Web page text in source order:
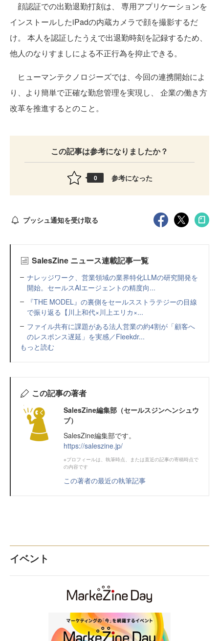
顔認証での出勤退勤打刻は、 専用アプリケーションを
インストールしたiPadの内蔵カメラで顔を撮影するだ
け。 本人を認証したうえで出退勤時刻を記録するため、
他人のなりすましによる不正行為を抑止できる。
ヒューマンテクノロジーズでは、今回の連携開始によ
り、より簡単で正確な勤怠管理を実現し、 企業の働き方
改革を推進するとのこと。
この記事は参考になりましたか？
0 参考になった
プッシュ通知を受け取る
SalesZine ニュース連載記事一覧
ナレッジワーク、営業領域の業界特化LLMの研究開発を
開始。セールスAIエージェントの精度向...
『THE MODEL』の裏側をセールスストラテジーの目線
で振り返る【川上和代×川上エリカ×...
ファイル共有に課題がある法人営業の約4割が「顧客へ
のレスポンス遅延」を実感／Fleekdr...
もっと読む
この記事の著者
SalesZine編集部（セールスジンヘンシュウ
ブ）
SalesZine編集部です。
https://saleszine.jp/
※プロフィールは、執筆時点、または直近の記事の寄稿時点で
の内容です
この著者の最近の執筆記事
イベント